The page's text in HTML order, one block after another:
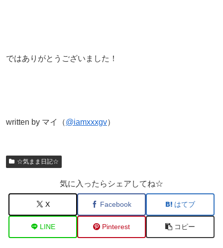
ではありがとうございました！
written by マイ（@iamxxxgv）
☆気まま日記☆
気に入ったらシェアしてね☆
X Facebook はてブ
LINE Pinterest コピー